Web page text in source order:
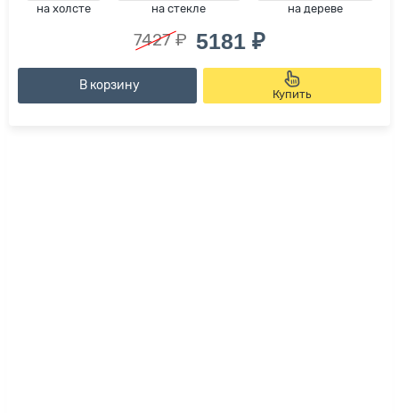
на холсте на стекле на дереве
7427 ₽ 5181 ₽
В корзину
Купить